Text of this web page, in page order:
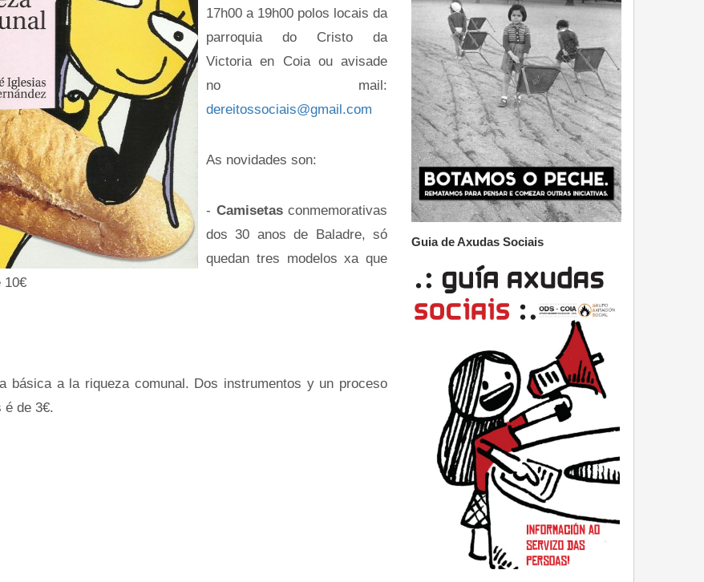
17h00 a 19h00 polos locais da
parroquia do Cristo da
Victoria en Coia ou avisade
no mail:
dereitossociais@gmail.com
As novidades son:
- Camisetasconmemorativas
dos 30 anos de Baladre, só
quedan tres modelos xa que
10€
básica a la riqueza comunal. Dos instrumentos y un proceso
é de 3€.
Guia de Axudas Sociais